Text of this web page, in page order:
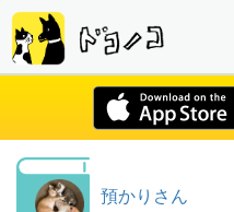
預かりさん